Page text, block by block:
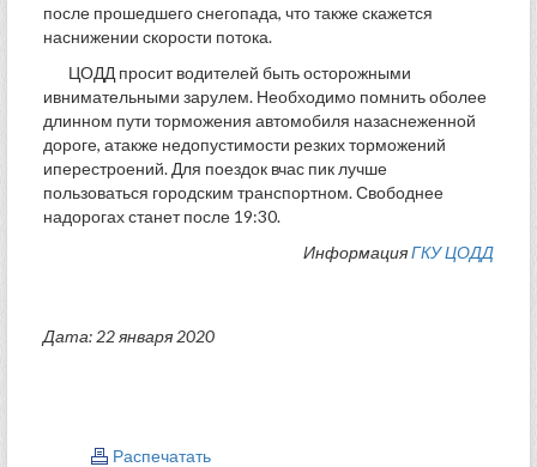
после прошедшего снегопада, что также скажется
наснижении скорости потока.
ЦОДД просит водителей быть осторожными
ивнимательными зарулем. Необходимо помнить оболее
длинном пути торможения автомобиля назаснеженной
дороге, атакже недопустимости резких торможений
иперестроений. Для поездок вчас пик лучше
пользоваться городским транспортном. Свободнее
надорогах станет после 19:30.
ИнформацияГКУ ЦОДД
Дата: 22 января 2020
Распечатать